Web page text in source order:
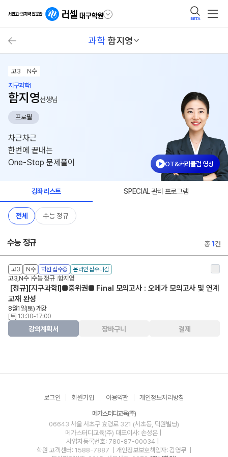
BETA
과학 함지영
고3
N수
지구과학I
함지영선생님
프로필
차근차근
한번에 끝내는
One-Stop 문제풀이
OT&커리큘럼 영상
강좌리스트 SPECIAL 관리 프로그램
전체 수능 정규
수능 정규 총1 건
고3 N수 학원 접수중 온라인 접수마감
고3,N수 수능 정규 함지영
[정규][지구과학Ⅰ]■중위권■ Final 모의고사 : 오메가 모의고사 및 연계
교재 완성
8월1일(토) 개강
[토] 13:30-17:00
강의계획서 장바구니 결제
로그인 회원가입 이용약관 개인정보처리방침
메가스터디교육(주)
06643 서울 서초구 효령로 321 (서초동, 덕원빌딩)
메가스터디교육(주) 대표이사: 손성은 |
사업자등록번호: 780-87-00034
학원 고객센터: 1588-7887
| 개인정보보호책임자: 김영무